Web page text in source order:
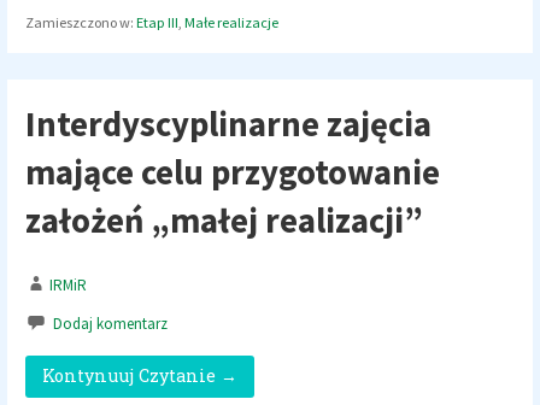
Zamieszczono w: Etap III Małe realizacje
Interdyscyplinarne zajęcia
mające celu przygotowanie
założeń „małej realizacji”
IRMiR
Dodaj komentarz
Kontynuuj Czytanie →